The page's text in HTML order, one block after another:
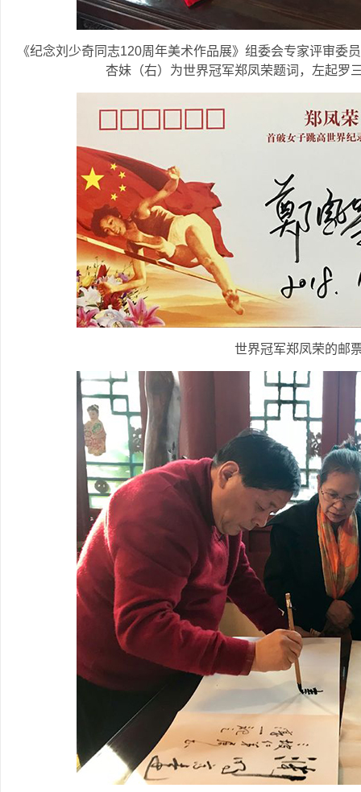
《纪念刘少奇同志120周年美术作品展》组委会专家评审委
杏妹（右）为世界冠军郑凤荣题词，左起罗
世界冠军郑凤荣的邮